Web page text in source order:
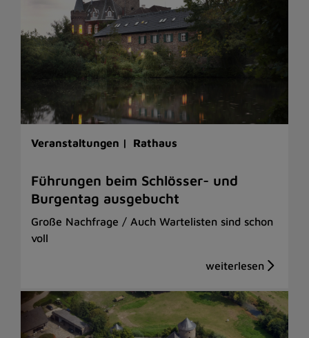
Veranstaltungen | Rathaus
Führungen beim Schlösser- und
Burgentag ausgebucht
Große Nachfrage / Auch Wartelisten sind schon
voll